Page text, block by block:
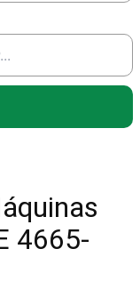
4665-